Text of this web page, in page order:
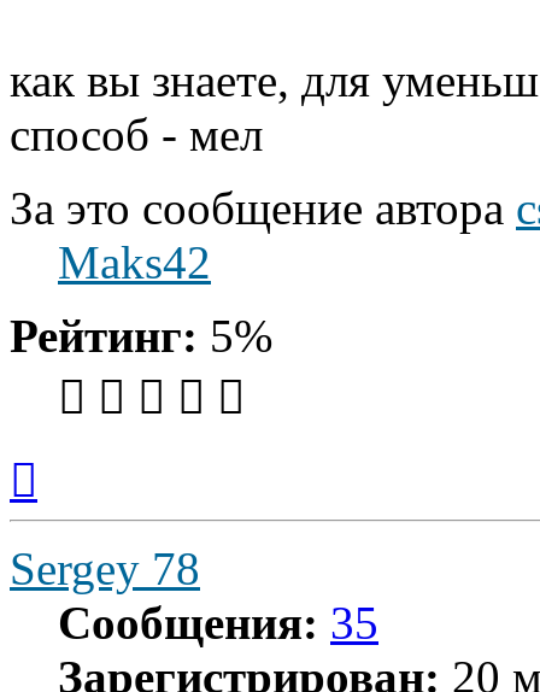
как вы знаете, для
способ - мел
За это сообщение автора
Maks42
Рейтинг: 5%
началу
Sergey 78
Сообщения: 35
Зарегистрирован: 20